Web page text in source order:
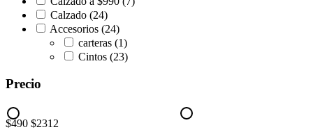
Calzado (24)
Accesorios (24)
carteras (1)
Cintos (23)
Precio
$490 $2312